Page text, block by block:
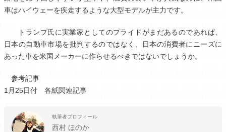
車はハイウェーを疾走するような大型モデルが主力です。
トランプ氏に実業家としてのプライドがまだあるのであれば、
日本の自動車市場を批判するのではなく、日本の消費者にニーズに
あった車を米国メーカーに作らせるべきではないでしょうか。
参考記事
1月25日付 各紙関連記事
執筆者プロフィール
西村 ほのか